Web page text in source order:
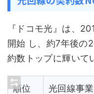
『ドコモ光』は、
開始 し、約7年後の
約数トップに輝いて
順位 光回線事